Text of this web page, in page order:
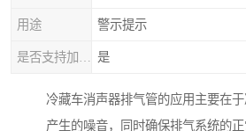
用途 警示提示
是
冷藏车消声器排气管的应用主要在
产生的噪音，同时确保排气系统的